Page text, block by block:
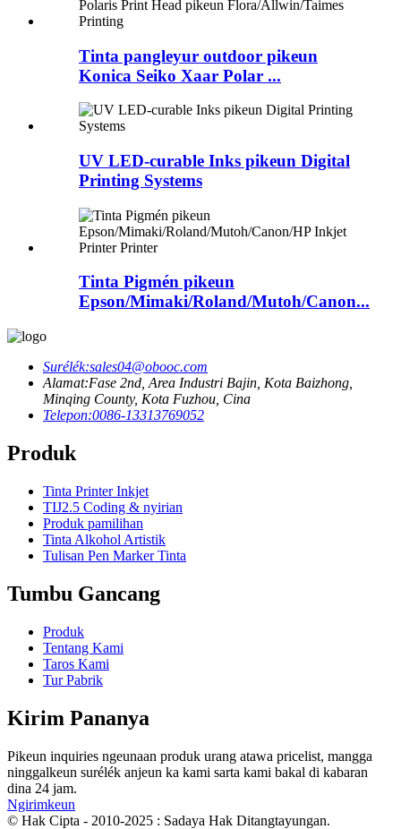
Tinta pangleyur outdoor pikeun
Konica Seiko Xaar Polar ...
UV LED-curable Inks pikeun Digital
Printing Systems
Tinta Pigmén pikeun
Epson/Mimaki/Roland/Mutoh/Canon...
Surélék:sales04@obooc.com
Alamat:Fase 2nd, Area Industri Bajin, Kota Baizhong,
Minqing County, Kota Fuzhou, Cina
Telepon:0086-13313769052
Produk
Tinta Printer Inkjet
TIJ2.5 Coding & nyirian
Produk pamilihan
Tinta Alkohol Artistik
Tulisan Pen Marker Tinta
Tumbu Gancang
Produk
Tentang Kami
Taros Kami
Tur Pabrik
Kirim Pananya
Pikeun inquiries ngeunaan produk urang atawa pricelist, mangga
ninggalkeun surélék anjeun ka kami sarta kami bakal di kabaran
dina 24 jam.
Ngirimkeun
© Hak Cipta - 2010-2025 : Sadaya Hak Ditangtayungan.